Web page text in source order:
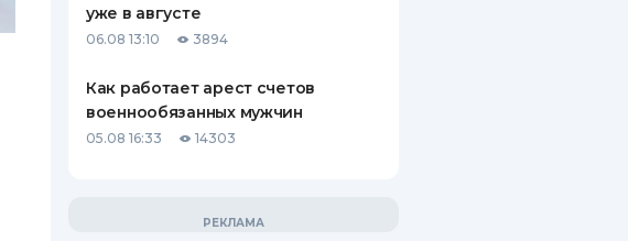
уже в августе
06.08 13:10 3894
Как работает арест счетов
военнообязанных мужчин
05.08 16:33 14303